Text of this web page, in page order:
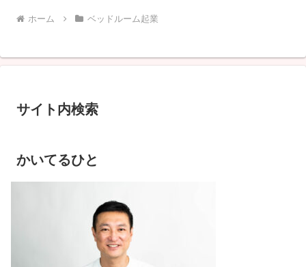
ホーム ベッドルーム起業
サイト内検索
かいてるひと